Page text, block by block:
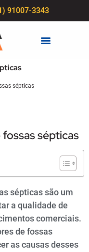
91007-3343
sépticas
sépticas
sépticas são um
a qualidade de
comerciais.
de fossas
as causas desses